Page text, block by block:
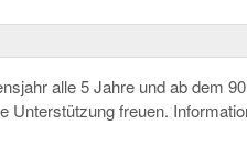
alle 5 Jahre und ab dem
freuen.